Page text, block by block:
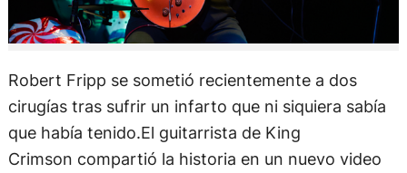
Robert Fripp se sometió recientemente a dos
cirugías tras sufrir un infarto que ni siquiera sabía
que había tenido.El guitarrista de King
Crimson compartió la historia en un nuevo video